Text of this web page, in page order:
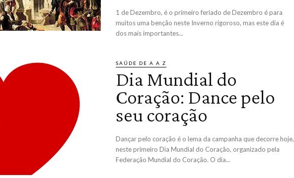
1 de Dezembro, é o primeiro feriado de Dezembro é para
muitos uma benção neste Inverno rigoroso, mas este dia é
dos mais importantes...
SAÚDE DE A A Z
Dia Mundial do
Coração: Dance pelo
seu coração
Dançar pelo coração é o lema da campanha que decorre hoje,
neste primeiro Dia Mundial do Coração, organizado pela
Federação Mundial do Coração. O dia...